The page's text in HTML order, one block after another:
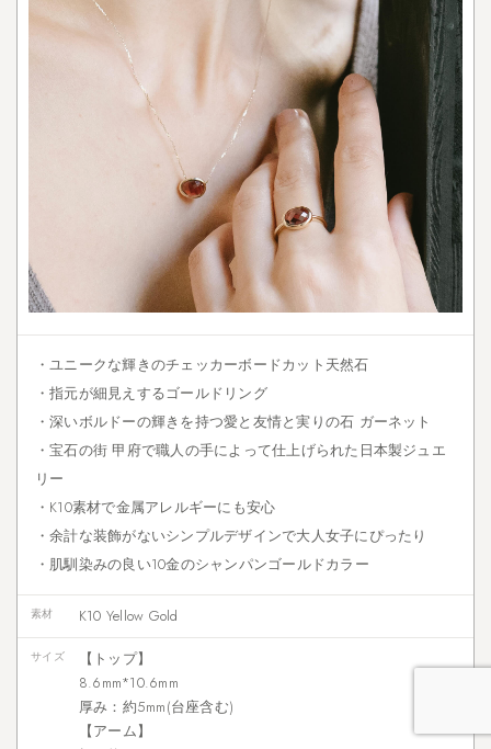
・ユニークな輝きのチェッカーボードカット天然石
・指元が細見えするゴールドリング
・深いボルドーの輝きを持つ愛と友情と実りの石 ガーネット
・宝石の街 甲府で職人の手によって仕上げられた日本製ジュエ
リー
・K10素材で金属アレルギーにも安心
・余計な装飾がないシンプルデザインで大人女子にぴったり
・肌馴染みの良い10金のシャンパンゴールドカラー
素材 K10 Yellow Gold
サイズ
【トップ】
8.6mm*10.6mm
厚み：約5mm(台座含む)
【アーム】